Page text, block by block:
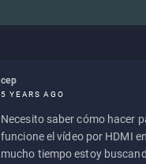
cep
5 YEARS AGO
Necesito saber cómo hacer
funcione el vídeo por HDMI
mucho tiempo estoy